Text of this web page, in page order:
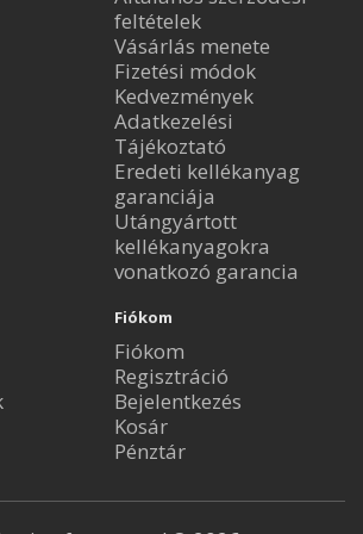
feltételek
Vásárlás menete
Fizetési módok
Kedvezmények
Adatkezelési
Tájékoztató
Eredeti kellékanyag
garanciája
Utángyártott
kellékanyagokra
vonatkozó garancia
Fiókom
Fiókom
Regisztráció
Bejelentkezés
Kosár
Pénztár